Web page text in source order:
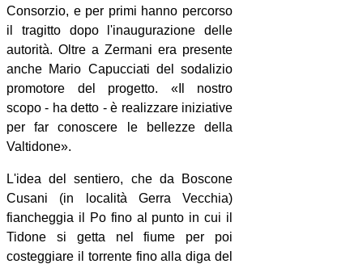
Consorzio, e per primi hanno percorso
il tragitto dopo l'inaugurazione delle
autorità. Oltre a Zermani era presente
anche Mario Capucciati del sodalizio
promotore del progetto. «Il nostro
scopo - ha detto - è realizzare iniziative
per far conoscere le bellezze della
Valtidone».
L'idea del sentiero, che da Boscone
Cusani (in località Gerra Vecchia)
fiancheggia il Po fino al punto in cui il
Tidone si getta nel fiume per poi
costeggiare il torrente fino alla diga del